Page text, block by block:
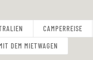
CAMPERREISE
DEM MIETWAGEN